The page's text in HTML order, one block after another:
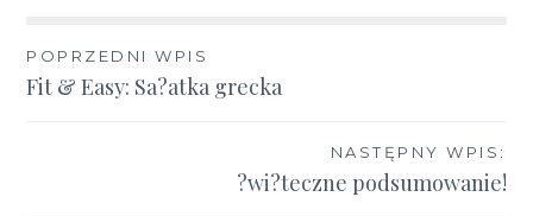
Nawigacja
wpisu
POPRZEDNI WPIS
Fit & Easy: Sa?atka grecka
NASTĘPNY WPIS:
?wi?teczne podsumowanie!